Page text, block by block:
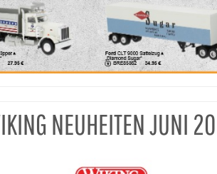
NEUHEITEN JUNI